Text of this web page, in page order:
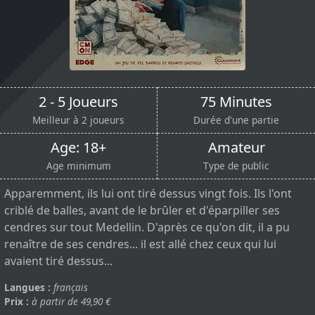
2 - 5 Joueurs
Meilleur à 2 joueurs
75 Minutes
Durée d'une partie
Age: 18+
Age minimum
Amateur
Type de public
Apparemment, ils lui ont tiré dessus vingt fois. Ils l'ont
criblé de balles, avant de le brûler et d'éparpiller ses
cendres sur tout Medellin. D'après ce qu'on dit, il a pu
renaître de ses cendres... il est allé chez ceux qui lui
avaient tiré dessus...
Langues : français
Prix : à partir de 49,90 €